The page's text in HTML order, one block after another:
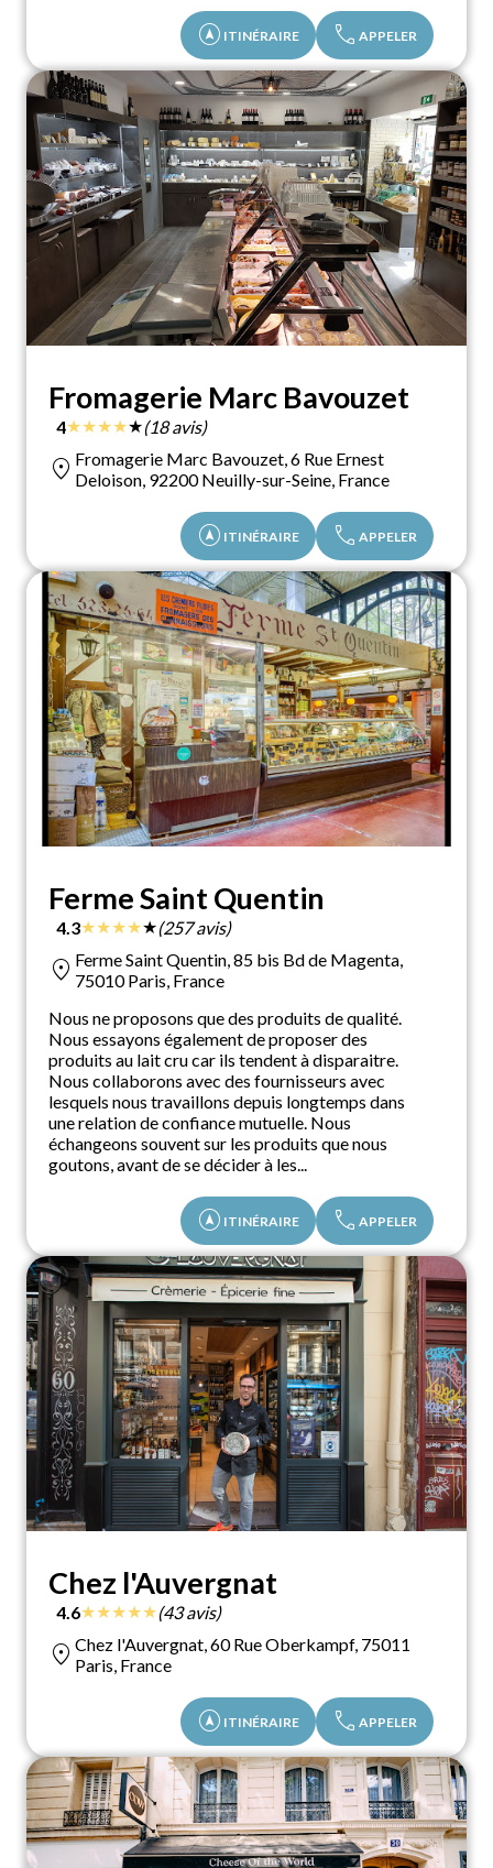
assistant_navigation ITINÉRAIRE call APPELER
Fromagerie Marc Bavouzet
4★★★★★(18 avis)
location_on Fromagerie Marc Bavouzet, 6 Rue Ernest
Deloison, 92200 Neuilly-sur-Seine, France
assistant_navigation ITINÉRAIRE call APPELER
Ferme Saint Quentin
4.3★★★★★(257 avis)
location_on Ferme Saint Quentin, 85 bis Bd de Magenta,
75010 Paris, France
Nous ne proposons que des produits de qualité.
Nous essayons également de proposer des
produits au lait cru car ils tendent à disparaitre.
Nous collaborons avec des fournisseurs avec
lesquels nous travaillons depuis longtemps dans
une relation de confiance mutuelle. Nous
échangeons souvent sur les produits que nous
goutons, avant de se décider à les...
assistant_navigation ITINÉRAIRE call APPELER
Chez l'Auvergnat
4.6★★★★★(43 avis)
location_on Chez l'Auvergnat, 60 Rue Oberkampf, 75011
Paris, France
assistant_navigation ITINÉRAIRE call APPELER